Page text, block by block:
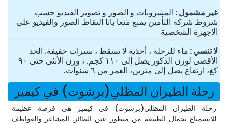
غير مشمول المشروبات و الصور و تصوير الفيديو حسب
شروط شركة التأمين يمنع منعا باتا التقاط الصور والفيديو على
الاجهزة الشخصية
لا تنسي ماء للرحلة ، أحذية لا تسقط ، سترات خفيفة. الحد
الأقصى لوزن الذكور يصل إلى ١١٠ كجم. ، وزن الأنثى حتى ٩٠
كغ، ارتفاع يصل إلى مترين، العمر من ٦ سنوات.
رحلة الطيران المظلي(برشوت) في كيمير
رحلة الطيران المظلي(برشوت) في كيمير هي فرصة عظيمة
للاستمتاع بجمال الطبيعة من منظور عين الطائر. المشاعر والعواطف